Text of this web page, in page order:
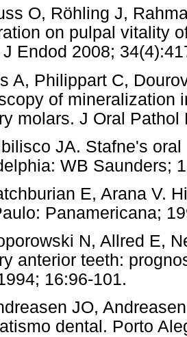
O, Röhling J,
on pulpal vitality
Endod 2008;
A, Philippart C,
of mineralization
molars. J Oral Pathol
JA. Stafne's
WB Saunders;
E, Arana V.
Panamericana;
N, Allred E,
anterior teeth:
16:96-101.
JO,
dental. Porto